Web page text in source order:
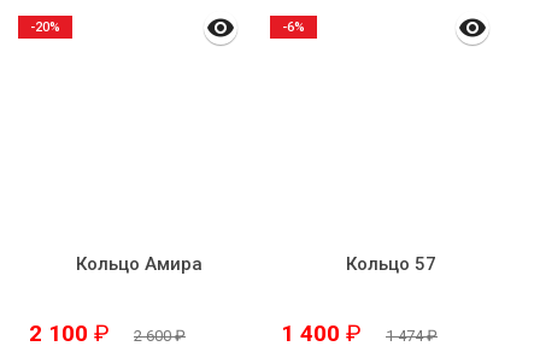
Кольцо Амира
2 100 ₽ 2 600₽
-20%
Кольцо 57
1 400 ₽ 1 474₽
-6%